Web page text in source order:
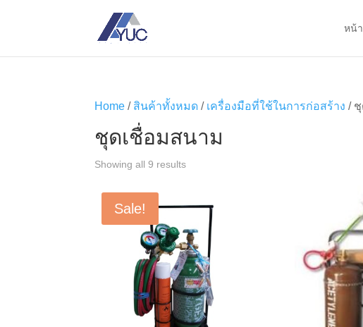
หน้
Home / สินค้าทั้งหมด / เครื่องมือที่ใช้ในการก่อสร้าง /
ชุดเชื่อมสนาม
Showing all 9 results
Sale!